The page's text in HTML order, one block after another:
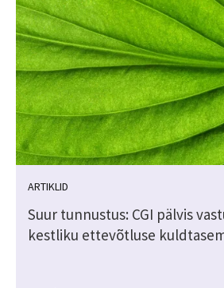
ARTIKLID
Suur tunnustus: CGI pälvis
kestliku ettevõtluse